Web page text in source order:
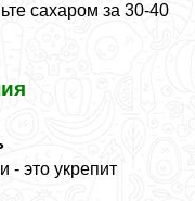
сахаром за 30-40
- это укрепит